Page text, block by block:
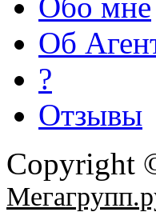
Об
?
Отзывы
Copyright